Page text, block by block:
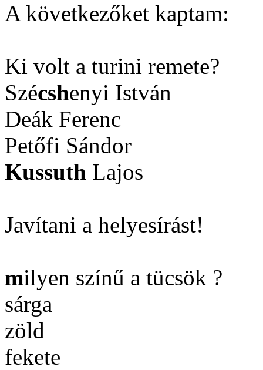
A következőket kaptam:
Ki volt a turini remete?
Szécshenyi István
Deák Ferenc
Petőfi Sándor
Kussuth Lajos
Javítani a helyesírást!
milyen színű a tücsök ?
sárga
zöld
fekete